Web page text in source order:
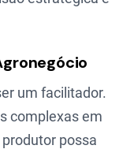
um facilitador.
complexas em
possa